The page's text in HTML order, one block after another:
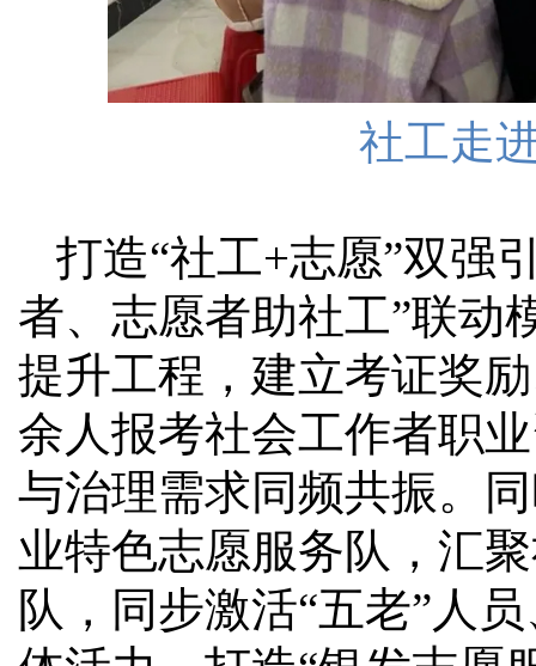
社工走
打造“社工+志愿”双强
者、志愿者助社工”联动
提升工程，建立考证奖
余人报考社会工作者职
与治理需求同频共振。
业特色志愿服务队，汇
队，同步激活“五老”人